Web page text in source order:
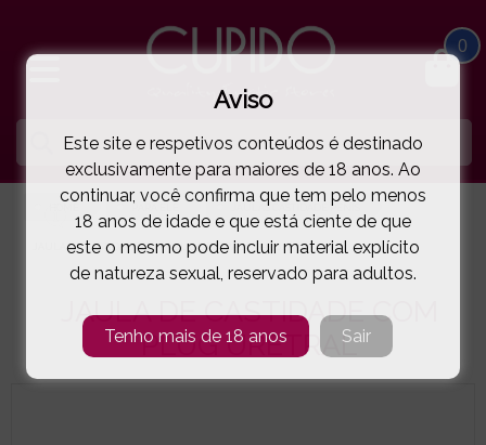
0
JAULAS CASTIDADE PÉNIS
JAULA DE CASTIDADE COM PLUG URETRAL( 77-8161 )
JAULA DE CASTIDADE COM
PLUG URETRAL
Aviso
Este site e respetivos conteúdos é destinado
exclusivamente para maiores de 18 anos. Ao
continuar, você confirma que tem pelo menos
18 anos de idade e que está ciente de que
este o mesmo pode incluir material explícito
de natureza sexual, reservado para adultos.
Tenho mais de 18 anos Sair